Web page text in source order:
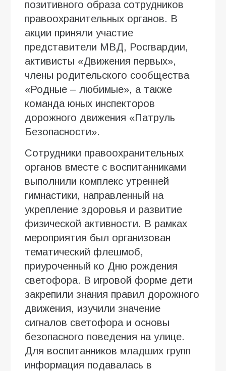
позитивного образа сотрудников
правоохранительных органов. В
акции приняли участие
представители МВД, Росгвардии,
активисты «Движения первых»,
члены родительского сообщества
«Родные – любимые», а также
команда юных инспекторов
дорожного движения «Патруль
Безопасности».
Сотрудники правоохранительных
органов вместе с воспитанниками
выполнили комплекс утренней
гимнастики, направленный на
укрепление здоровья и развитие
физической активности. В рамках
мероприятия был организован
тематический флешмоб,
приуроченный ко Дню рождения
светофора. В игровой форме дети
закрепили знания правил дорожного
движения, изучили значение
сигналов светофора и основы
безопасного поведения на улице.
Для воспитанников младших групп
информация подавалась в